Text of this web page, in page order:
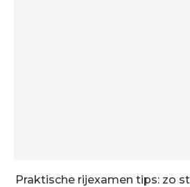
Praktische rijexamen tips: zo